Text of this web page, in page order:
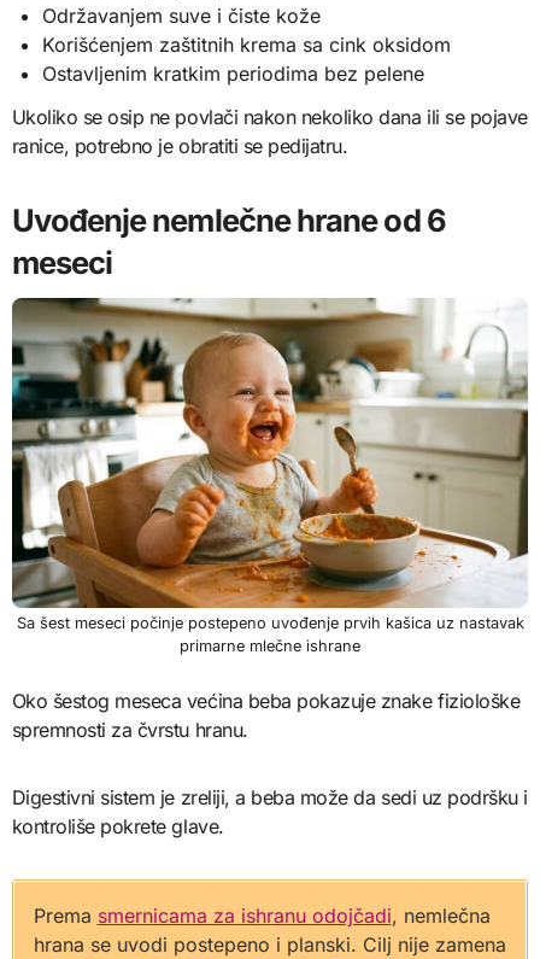
Održavanjem suve i čiste kože
Korišćenjem zaštitnih krema sa cink oksidom
Ostavljenim kratkim periodima bez pelene
Ukoliko se osip ne povlači nakon nekoliko dana ili se pojave
ranice, potrebno je obratiti se pedijatru.
Uvođenje nemlečne hrane od 6
meseci
Sa šest meseci počinje postepeno uvođenje prvih kašica uz nastavak
primarne mlečne ishrane
Oko šestog meseca većina beba pokazuje znake fiziološke
spremnosti za čvrstu hranu.
Digestivni sistem je zreliji, a beba može da sedi uz podršku i
kontroliše pokrete glave.
Prema smernicama za ishranu odojčadi, nemlečna
hrana se uvodi postepeno i planski. Cilj nije zamena